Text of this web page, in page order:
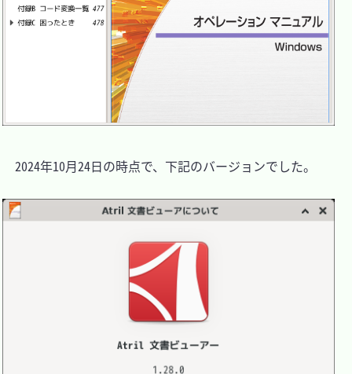
2024年10月24日の時点で、下記のバージョンでした。